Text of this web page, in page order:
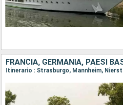
FRANCIA, GERMANIA, PAESI
Itinerario : Strasburgo, Mannheim,